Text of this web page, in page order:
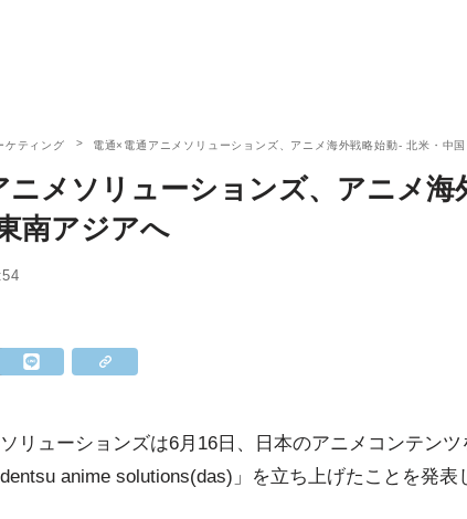
ケティング 電通×電通アニメソリューションズ、アニメ海外戦略始動- 北米・中
ニメソリューションズ、アニメ海
南アジアへ
リューションズは6月16日、日本のアニメコンテン
anime solutions(das)」を立ち上げたことを発表